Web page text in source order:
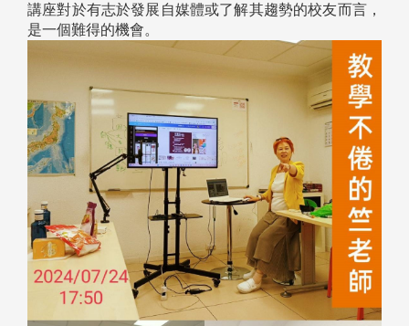
講座對於有志於發展自媒體或了解其趨勢的校友而言，
是一個難得的機會。